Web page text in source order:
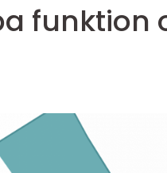
funktion